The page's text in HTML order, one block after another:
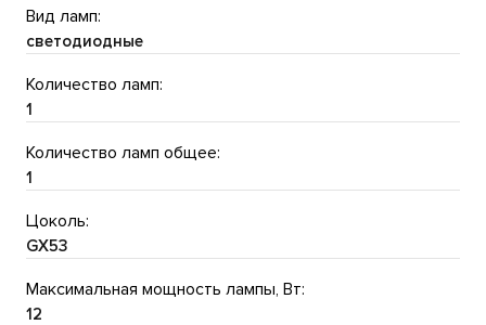
Вид ламп:
светодиодные
Количество ламп:
1
Количество ламп общее:
1
Цоколь:
GX53
Максимальная мощность лампы, Вт:
12